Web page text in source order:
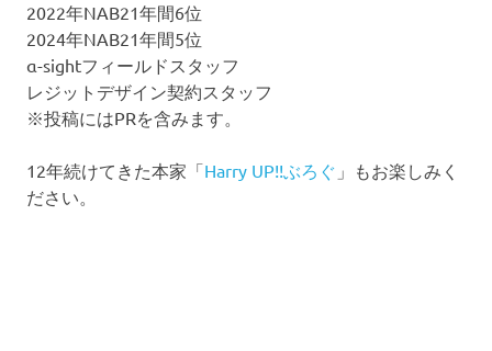
2022年NAB21年間6位
2024年NAB21年間5位
α-sightフィールドスタッフ
レジットデザイン契約スタッフ
※投稿にはPRを含みます。
12年続けてきた本家「Harry UP!!ぶろぐ 」もお楽しみく
ださい。